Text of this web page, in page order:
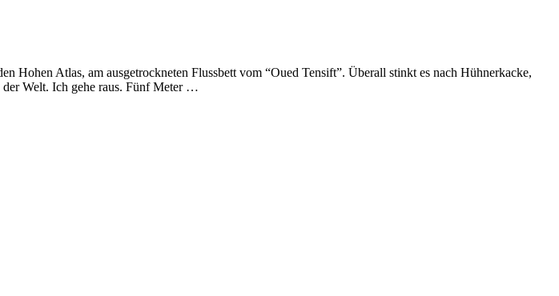
Hohen Atlas, am ausgetrockneten Flussbett vom “Oued Tensift”. Überall stinkt es nach Hühnerkacke,
Welt. Ich gehe raus. Fünf Meter …